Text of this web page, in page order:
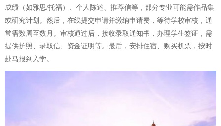
成绩（如雅思/托福）、个人陈述、推荐信等，部分专业可能需作品集
或研究计划。然后，在线提交申请并缴纳申请费，等待学校审核，通
常需数周至数月。审核通过后，接收录取通知书，办理学生签证，需
提供护照、录取信、资金证明等。最后，安排住宿、购买机票，按时
赴马报到入学。